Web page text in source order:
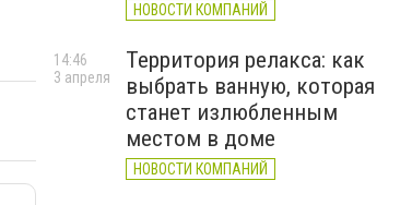
НОВОСТИ КОМПАНИЙ
Территория релакса: как
выбрать ванную, которая
станет излюбленным
местом в доме
НОВОСТИ КОМПАНИЙ
14:46
3 апреля